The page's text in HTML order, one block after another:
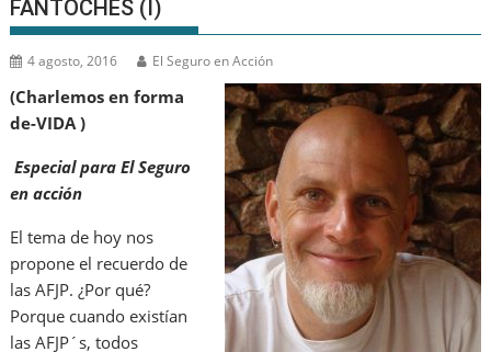
FANTOCHES (I)
4 agosto, 2016 El Seguro en Acción
(Charlemos en forma
de-VIDA )
Especial para El Seguro
en acción
El tema de hoy nos
propone el recuerdo de
las AFJP. ¿Por qué?
Porque cuando existían
las AFJP´s, todos